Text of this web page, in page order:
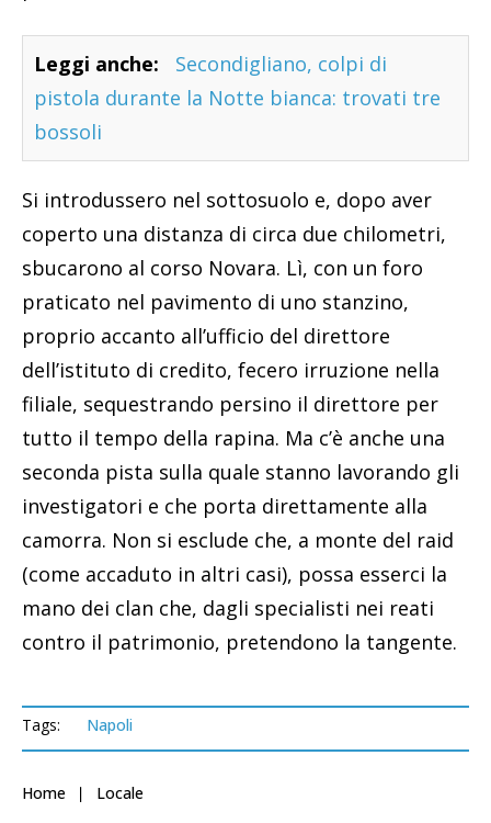
Leggi anche:
Secondigliano, colpi di
pistola durante la Notte bianca: trovati tre
bossoli
Si introdussero nel sottosuolo e, dopo aver
coperto una distanza di circa due chilometri,
sbucarono al corso Novara. Lì, con un foro
praticato nel pavimento di uno stanzino,
proprio accanto all’ufficio del direttore
dell’istituto di credito, fecero irruzione nella
filiale, sequestrando persino il direttore per
tutto il tempo della rapina. Ma c’è anche una
seconda pista sulla quale stanno lavorando gli
investigatori e che porta direttamente alla
camorra. Non si esclude che, a monte del raid
(come accaduto in altri casi), possa esserci la
mano dei clan che, dagli specialisti nei reati
contro il patrimonio, pretendono la tangente.
Tags: Napoli
Home Locale